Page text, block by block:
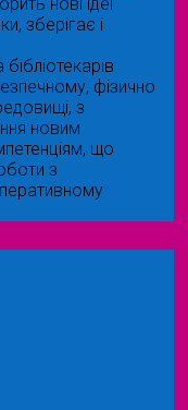
нові ідеї
зберігає і
фізично
з
новим
що
з